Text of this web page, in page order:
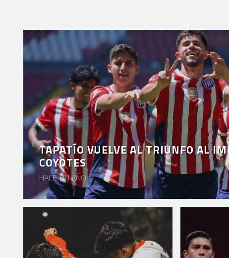
TAPATÍO VUELVE AL TRIUNFO AL
COYOTES
HACE UN AÑO